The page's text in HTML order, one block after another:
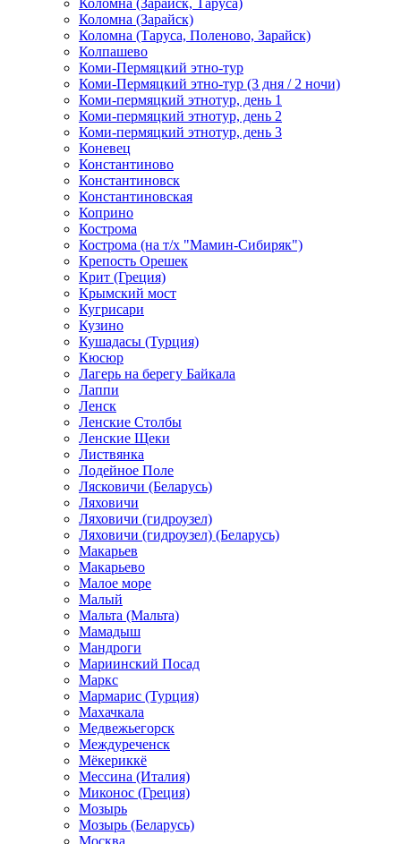
Коломна (Зарайск, Таруса)
Коломна (Зарайск)
Коломна (Таруса, Поленово, Зарайск)
Колпашево
Коми-Пермяцкий этно-тур
Коми-Пермяцкий этно-тур (3 дня / 2 ночи)
Коми-пермяцкий этнотур, день 1
Коми-пермяцкий этнотур, день 2
Коми-пермяцкий этнотур, день 3
Коневец
Константиново
Константиновск
Константиновская
Коприно
Кострома
Кострома (на т/х "Мамин-Сибиряк")
Крепость Орешек
Крит (Греция)
Крымский мост
Кугрисари
Кузино
Кушадасы (Турция)
Кюсюр
Лагерь на берегу Байкала
Лаппи
Ленск
Ленские Столбы
Ленские Щеки
Листвянка
Лодейное Поле
Лясковичи (Беларусь)
Ляховичи
Ляховичи (гидроузел)
Ляховичи (гидроузел) (Беларусь)
Макарьев
Макарьево
Малое море
Малый
Мальта (Мальта)
Мамадыш
Мандроги
Мариинский Посад
Маркс
Мармарис (Турция)
Махачкала
Медвежьегорск
Междуреченск
Мёкериккё
Мессина (Италия)
Миконос (Греция)
Мозырь
Мозырь (Беларусь)
Москва